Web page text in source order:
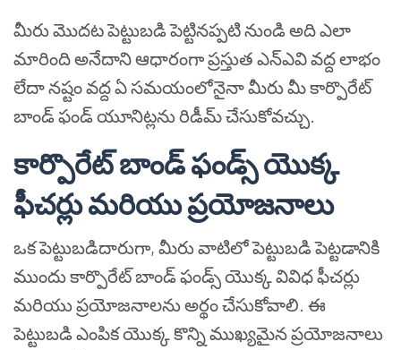
మీరు మొదట పెట్టుబడి పెట్టినప్పటి నుండి అది ఎలా
మారింది అనేదాని ఆధారంగా ప్రస్తుత ఎన్ఎవి వద్ద లాభం
లేదా నష్టం వద్ద ఏ సమయంలోనైనా మీరు మీ కార్పొరేట్
బాండ్ ఫండ్ యూనిట్లను రిడీమ్ చేసుకోవచ్చు.
కార్పొరేట్ బాండ్ ఫండ్స్ యొక్క
ఫీచర్లు మరియు ప్రయోజనాలు
ఒక పెట్టుబడిదారుగా, మీరు వాటిలో పెట్టుబడి పెట్టడానికి
ముందు కార్పొరేట్ బాండ్ ఫండ్స్ యొక్క వివిధ ఫీచర్లు
మరియు ప్రయోజనాలను అర్థం చేసుకోవాలి. ఈ
పెట్టుబడి ఎంపిక యొక్క కొన్ని ముఖ్యమైన ప్రయోజనాలు